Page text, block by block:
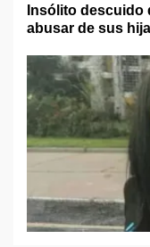
Insólito descuido
abusar de sus